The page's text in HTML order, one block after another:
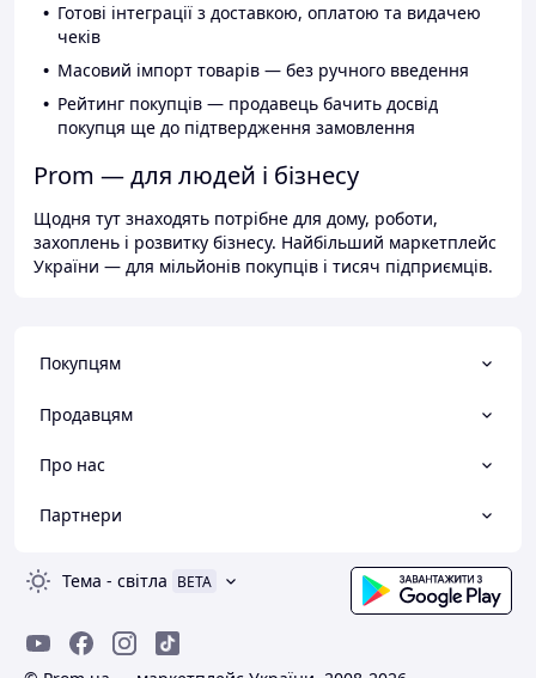
Готові інтеграції з доставкою, оплатою та видачею
чеків
Масовий імпорт товарів — без ручного введення
Рейтинг покупців — продавець бачить досвід
покупця ще до підтвердження замовлення
Prom — для людей і бізнесу
Щодня тут знаходять потрібне для дому, роботи,
захоплень і розвитку бізнесу. Найбільший маркетплейс
України — для мільйонів покупців і тисяч підприємців.
Покупцям
Продавцям
Про нас
Партнери
Тема - світла BETA